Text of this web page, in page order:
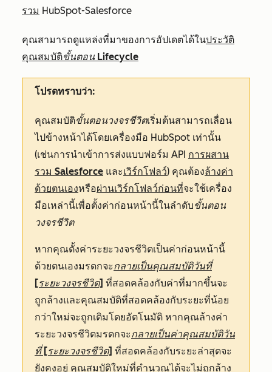
รวม HubSpot-Salesforce
คุณสามารถดูแหล่งที่มาของการอัปเดตได้ในประวัติ
คุณสมบัติขั้นตอน Lifecycle
โปรดทราบว่า:
คุณสมบัติขั้นตอนวงจรชีวิตเริ่มต้นสามารถเลื่อน
ไปข้างหน้าได้โดยเครื่องมือ HubSpot เท่านั้น
(เช่นการนำเข้าการส่งแบบฟอร์ม API การผสาน
รวม Salesforce และเวิร์กโฟลว์) คุณต้องล้างค่า
ด้วยตนเองหรือผ่านเวิร์กโฟลว์ก่อนที่จะใช้เครื่อง
มือเหล่านี้เพื่อตั้งค่าก่อนหน้านี้ในลำดับขั้นตอน
วงจรชีวิต
หากคุณตั้งค่าระยะวงจรชีวิตเป็นค่าก่อนหน้านี้
ด้วยตนเองมรดกจะกลายเป็นคุณสมบัติวันที่
[ระยะวงจรชีวิต] ที่สอดคล้องกับค่าที่มากขึ้นจะ
ถูกล้างและคุณสมบัติที่สอดคล้องกับระยะที่น้อย
กว่าใหม่จะถูกเติมโดยอัตโนมัติ หากคุณล้างค่า
ระยะวงจรชีวิตมรดกจะกลายเป็นค่าคุณสมบัติวัน
ที่ [ระยะวงจรชีวิต] ที่สอดคล้องกับระยะล่าสุดจะ
ยังคงอยู่ คุณสมบัติใหม่ที่คำนวณได้จะไม่ถูกล้าง